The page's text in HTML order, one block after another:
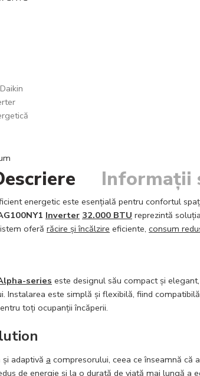
Informații
energetic este esențială pentru confortul
Inverter 32.000 BTU reprezintă
oferă răcire și încălzire eficiente, consum
series este designul său compact și
Instalarea este simplă și flexibilă, fiind
toți ocupanții încăperii.
adaptivă a compresorului, ceea ce înseamnă că
de energie și la o durată de viață mai lungă a